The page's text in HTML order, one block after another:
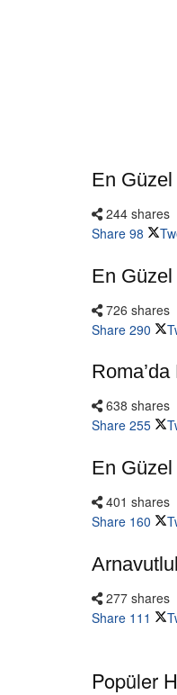
En Güzel
244 shares
Share 98
En
726 shares
Share 290
638 shares
Share 255
En
401 shares
Share 160
277 shares
Share 111
Popüler